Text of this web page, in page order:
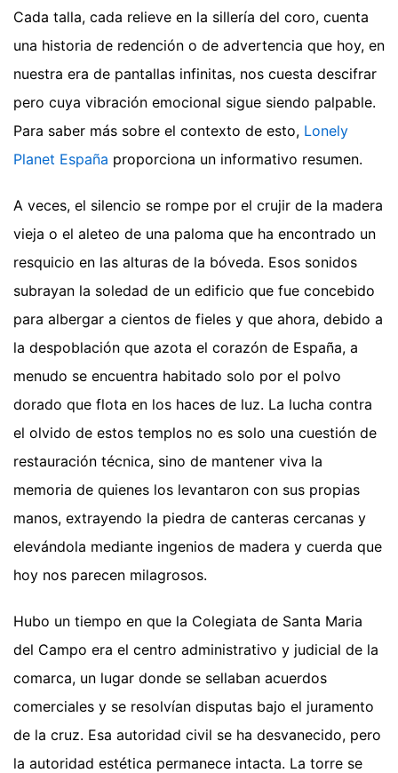
Cada talla, cada relieve en la sillería del coro, cuenta
una historia de redención o de advertencia que hoy, en
nuestra era de pantallas infinitas, nos cuesta descifrar
pero cuya vibración emocional sigue siendo palpable.
Para saber más sobre el contexto de esto, Lonely
Planet España proporciona un informativo resumen.
A veces, el silencio se rompe por el crujir de la madera
vieja o el aleteo de una paloma que ha encontrado un
resquicio en las alturas de la bóveda. Esos sonidos
subrayan la soledad de un edificio que fue concebido
para albergar a cientos de fieles y que ahora, debido a
la despoblación que azota el corazón de España, a
menudo se encuentra habitado solo por el polvo
dorado que flota en los haces de luz. La lucha contra
el olvido de estos templos no es solo una cuestión de
restauración técnica, sino de mantener viva la
memoria de quienes los levantaron con sus propias
manos, extrayendo la piedra de canteras cercanas y
elevándola mediante ingenios de madera y cuerda que
hoy nos parecen milagrosos.
Hubo un tiempo en que la Colegiata de Santa Maria
del Campo era el centro administrativo y judicial de la
comarca, un lugar donde se sellaban acuerdos
comerciales y se resolvían disputas bajo el juramento
de la cruz. Esa autoridad civil se ha desvanecido, pero
la autoridad estética permanece intacta. La torre se